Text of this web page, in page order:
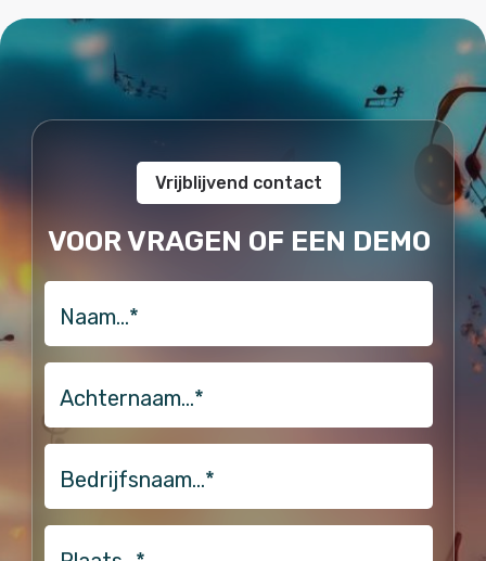
Vrijblijvend contact
VOOR VRAGEN OF EEN DEMO
naam
Achternaam…
Bedrijfsnaam…
Plaats…